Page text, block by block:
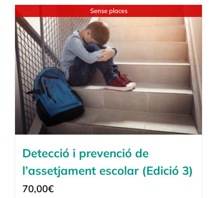
Sense places
Detecció i prevenció de
l’assetjament escolar (Edició 3)
70,00€